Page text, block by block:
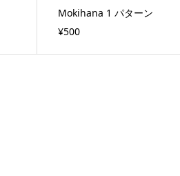
Mokihana 1 パターン
¥500